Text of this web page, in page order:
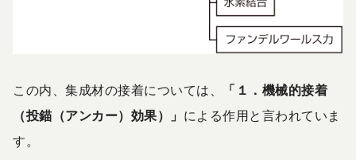
この内、集成材の接着については、
「１．機械的接着
（投錨（アンカー）効果）」 による作用と言われていま
す。